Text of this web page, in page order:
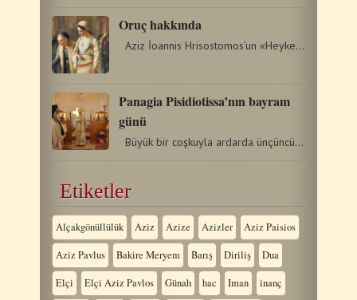
Oruç hakkında
Aziz İoannis Hrisostomos’un «Heykellere» Dâir Nutku’ndan…
Panagia Pisidiotissa’nın bayram
günü
Büyük bir coşkuyla ardarda ünçüncü yıl olarak…
Etiketler
Alçakgönüllülük Aziz Azize Azizler Aziz Paisios
Aziz Pavlus Bakire Meryem Barış Diriliş Dua
Elçi Elçi Aziz Pavlos Günah hac Iman inanç